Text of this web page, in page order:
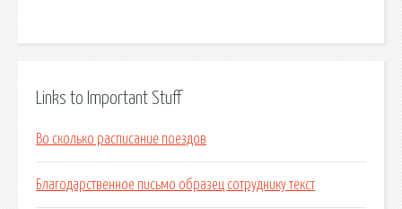
Links to Important Stuff
Во сколько расписание поездов
Благодарственное письмо образец сотруднику текст